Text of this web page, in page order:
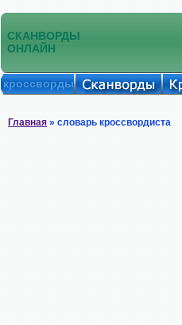
СКАНВОРДЫ
ОНЛАЙН
кроссворды
Главная » словарь кроссвордиста